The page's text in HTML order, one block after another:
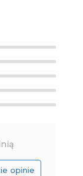
opinie